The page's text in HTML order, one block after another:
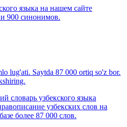
языка на нашем сайте
900 синонимов.
lug'ati. Saytda 87 000 ortiq so'z bor.
словарь узбекского языка
узбекских слов на
более 87 000 слов.